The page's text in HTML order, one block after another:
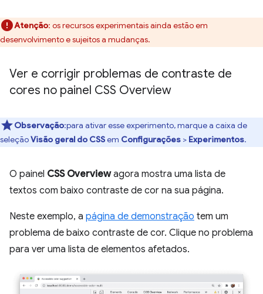
Atenção: os recursos experimentais ainda estão em
desenvolvimento e sujeitos a mudanças.
Ver e corrigir problemas de contraste de
cores no painel CSS Overview
Observação:para ativar esse experimento, marque a caixa de
seleçãoVisão geral do CSSem Configurações > Experimentos.
O painel CSS Overviewagora mostra uma lista de
textos com baixo contraste de cor na sua página.
Neste exemplo, a página de demonstração tem um
problema de baixo contraste de cor. Clique no problema
para ver uma lista de elementos afetados.